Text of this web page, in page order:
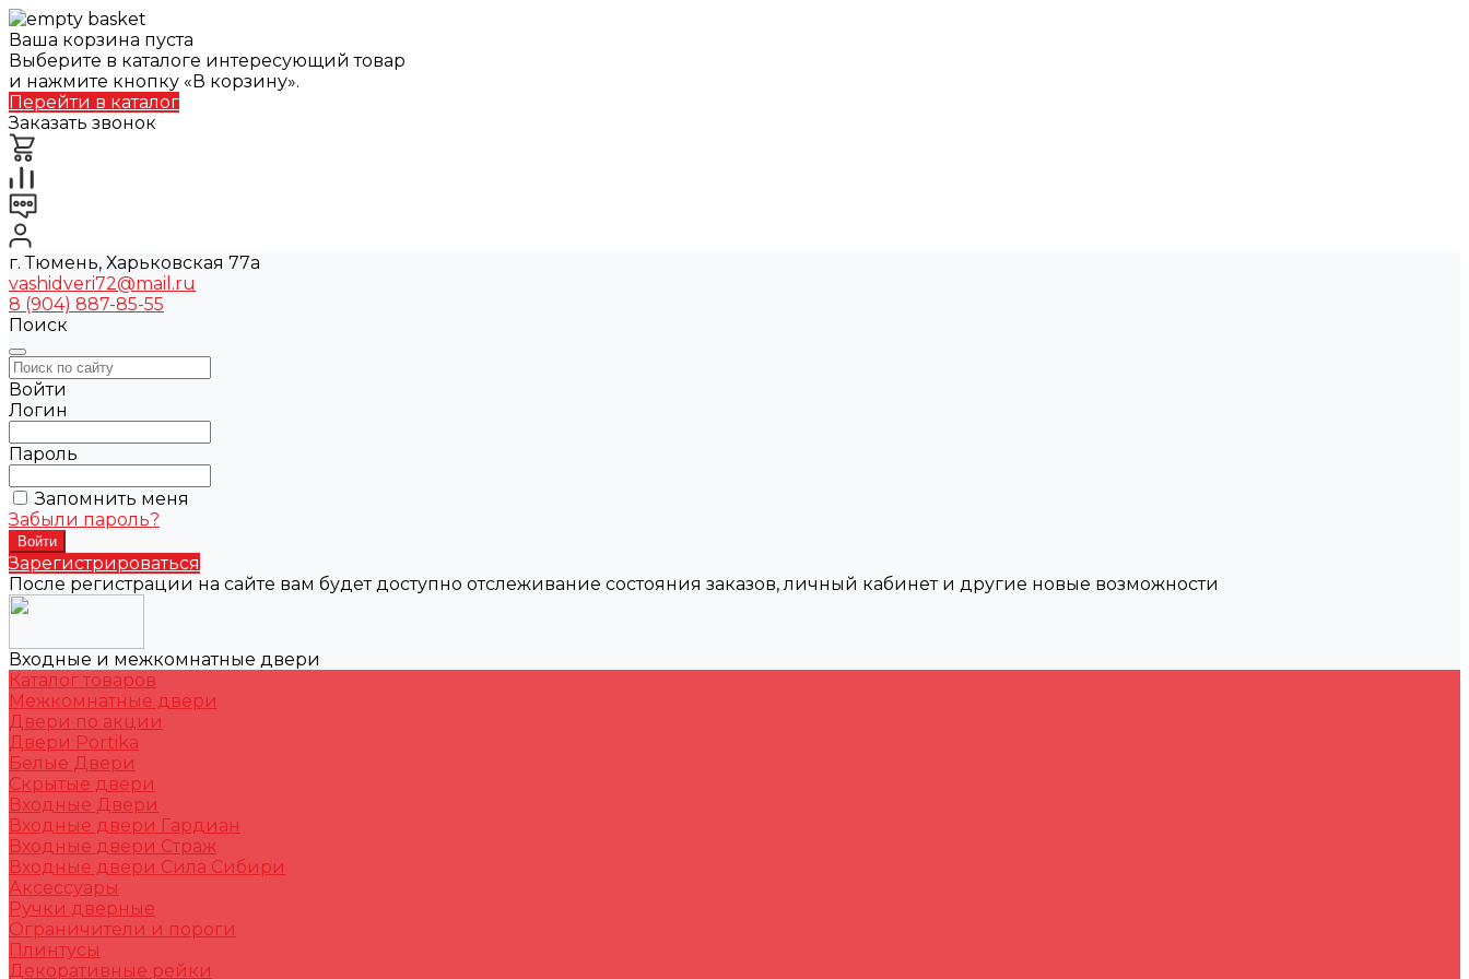
Ваша корзина пуста
Выберите в каталоге интересующий товар
и нажмите кнопку «В корзину».
Перейти в каталог
Заказать звонок
г. Тюмень, Харьковская 77а
vashidveri72@mail.ru
8 (904) 887-85-55
Поиск
Войти
Логин
Пароль
Запомнить меня
Забыли пароль?
Зарегистрироваться
После регистрации на сайте вам будет доступно отслеживание состояния заказов, личный кабинет и другие новые возможности
Входные и межкомнатные двери
Каталог товаров
Межкомнатные двери
Двери по акции
Двери Portika
Белые Двери
Скрытые двери
Входные Двери
Входные двери Гардиан
Входные двери Страж
Входные двери Сила Сибири
Аксессуары
Ручки дверные
Ограничители и пороги
Плинтусы
Декоративные рейки